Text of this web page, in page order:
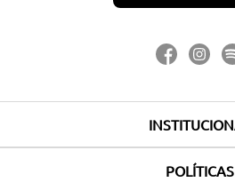
POLÍTICAS